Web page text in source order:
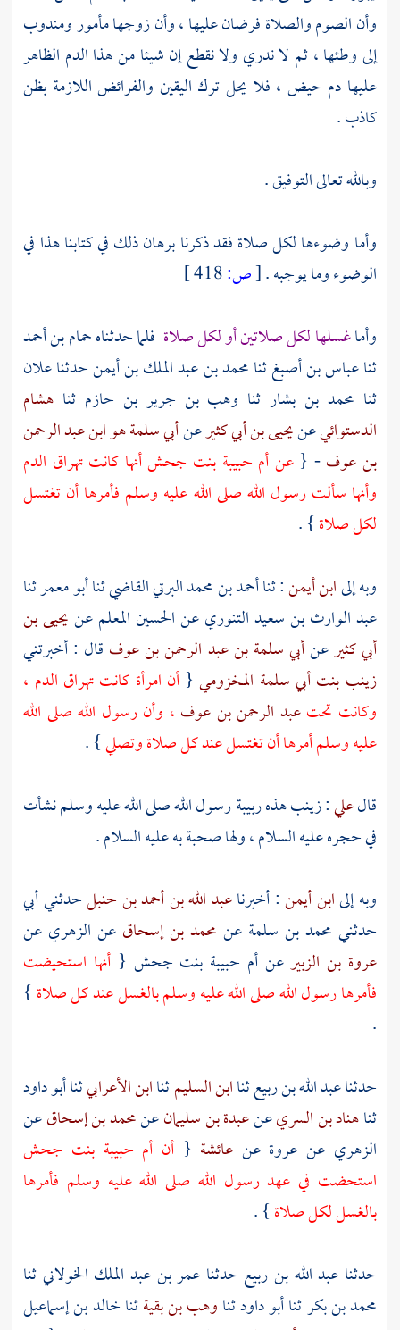
وأن الصوم والصلاة فرضان عليها ، وأن زوجها مأمور ومندوب
إلى وطئها ، ثم لا ندري ولا نقطع إن شيئا من هذا الدم الظاهر
عليها دم حيض ، فلا يحل ترك اليقين والفرائض اللازمة بظن
كاذب .
وبالله تعالى التوفيق .
وأما وضوءها لكل صلاة فقد ذكرنا برهان ذلك في كتابنا هذا في
الوضوء وما يوجبه .[ص:
وأماغسلها لكل صلاتين أو لكل صلاة فلما حدثناهحمام بن أحمد
ثناعباس بن أصبغثنامحمد بن عبد الملك بن أيمنحدثناعلان
ثنا محمد بن بشار ثنا وهب بن جرير بن حازم ثنا هشام
الدستوائيعنيحيى بن أبي كثيرعنأبي سلمة هو ابن عبد الرحمن
بن عوف- {عنأم حبيبة بنت جحشأنها كانت تهراق الدم
وأنها سألت رسول الله صلى الله عليه وسلم فأمرها أن تغتسل
لكل صلاة} .
وبه إلىابن أيمن: ثناأحمد بن محمد البرتي القاضيثناأبو معمرثنا
عبد الوارث بن سعيد التنوريعنالحسين المعلمعنيحيى بن
أبي كثيرعنأبي سلمة بن عبد الرحمن بن عوف قال : أخبرتني
زينب بنت أبي سلمة المخزومي {أن امرأة كانت تهراق الدم ،
وكانت تحتعبد الرحمن بن عوف ، وأن رسول الله صلى الله
عليه وسلم أمرها أن تغتسل عند كل صلاة وتصلي} .
قالعلي:زينبهذه ربيبة رسول الله صلى الله عليه وسلم نشأت
في حجره عليه السلام ، ولها صحبة به عليه السلام .
وبه إلىابن أيمن: أخبرناعبد الله بن أحمد بن حنبلحدثني أبي
حدثني محمد بن سلمةعن محمد بن إسحاق عن الزهري عن
عروة بن الزبيرعنأم حبيبة بنت جحش { أنها استحيضت
فأمرها رسول الله صلى الله عليه وسلم بالغسل عند كل صلاة }
.
حدثناعبد الله بن ربيعثناابن السليمثناابن الأعرابيثناأبو داود
ثناهناد بن السريعنعبدة بن سليمانعنمحمد بن إسحاقعن
الزهري عن عروةعن عائشة {أن أم حبيبة بنت جحش
استحضت في عهد رسول الله صلى الله عليه وسلم فأمرها
بالغسل لكل صلاة} .
حدثنا عبد الله بن ربيع حدثنا عمر بن عبد الملك الخولانيثنا
محمد بن بكرثناأبو داودثناوهب بن بقيةثناخالد بن إسماعيل